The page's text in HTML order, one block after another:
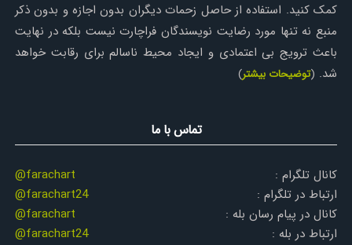
کمک کنید. استفاده از حاصل زحمات دیگران بدون اجازه و بدون ذکر
منبع نه تنها مورد رضایت نویسندگان فراچارت نیست بلکه در نهایت
باعث ترویج بی اعتمادی و ایجاد محیط ناسالم برای رقابت خواهد
شد. (توضیحات بیشتر)
تماس با ما
کانال تلگرام :
@farachart
ارتباط در تلگرام :
@farachart24
کانال در پیام رسان بله :
@farachart
ارتباط در بله :
@farachart24